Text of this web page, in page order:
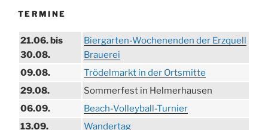
TERMINE
21.06. bis
30.08.
Biergarten-Wochenenden der Erzquell
Brauerei
09.08.
Trödelmarkt in der Ortsmitte
29.08.
Sommerfest in Helmerhausen
06.09.
Beach-Volleyball-Turnier
13.09.
Wandertag